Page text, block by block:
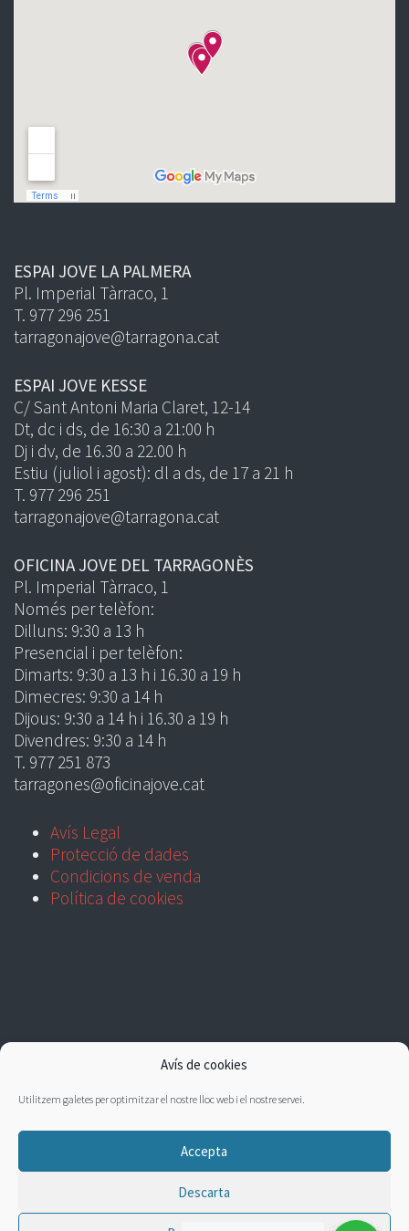
Avís de cookies
Utilitzem galetes per optimitzar el nostre lloc web i el nostre servei.
Accepta
Descarta
ESPAI JOVE LA PALMERA
Pl. Imperial Tàrraco, 1
T. 977 296 251
tarragonajove@tarragona.cat
ESPAI JOVE KESSE
C/ Sant Antoni Maria Claret, 12-14
Dt, dc i ds, de 16:30 a 21:00 h
Dj i dv, de 16.30 a 22.00 h
Estiu (juliol i agost): dl a ds, de 17 a 21 h
T. 977 296 251
tarragonajove@tarragona.cat
OFICINA JOVE DEL TARRAGONÈS
Pl. Imperial Tàrraco, 1
Només per telèfon:
Dilluns: 9:30 a 13 h
Presencial i per telèfon:
Dimarts: 9:30 a 13 h i 16.30 a 19 h
Dimecres: 9:30 a 14 h
Dijous: 9:30 a 14 h i 16.30 a 19 h
Divendres: 9:30 a 14 h
T. 977 251 873
tarragones@oficinajove.cat
Avís Legal
Protecció de dades
Condicions de venda
Política de cookies